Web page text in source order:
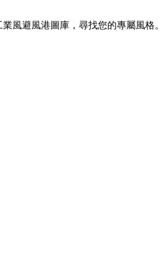
風避風港圖庫，尋找您的專屬風格。